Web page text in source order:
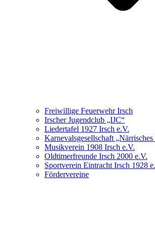
Freiwillige Feuerwehr Irsch
Irscher Jugendclub „IJC“
Liedertafel 1927 Irsch e.V.
Karnevalsgesellschaft
Musikverein 1908 Irsch e.V.
Oldtimerfreunde Irsch 2000 e.V.
Sportverein Eintracht Irsch 1928
Fördervereine